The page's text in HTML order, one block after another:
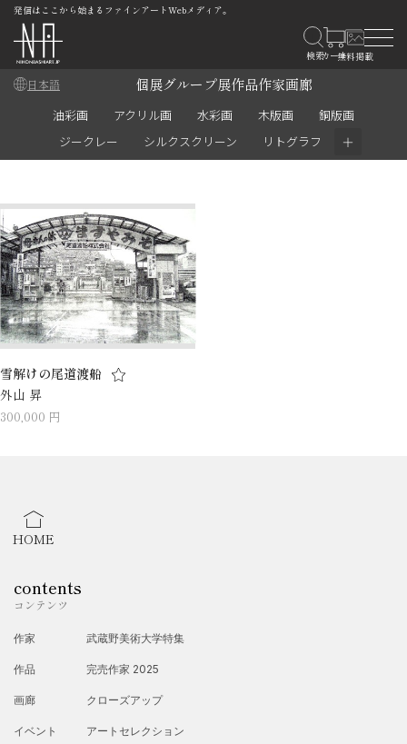
発信はここから始まるファインアートWebメディア。
日本語 個展グループ展作品作家画廊
油彩画 アクリル画 水彩画 木版画
銅版画
ジークレー
シルクスクリーン リトグラフ ＋
雪解けの尾道渡船
外山 昇
300,000 円
HOME
contents
コンテンツ
作家
作品
画廊
イベント
武蔵野美術大学特集
完売作家 2025
クローズアップ
アートセレクション